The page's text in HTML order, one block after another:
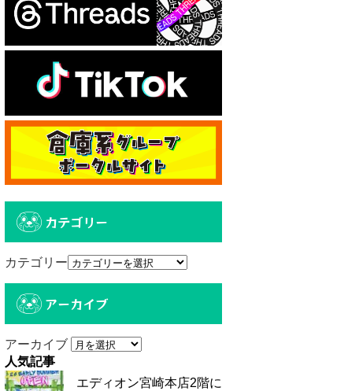
カテゴリー
カテゴリー
アーカイブ
アーカイブ
人気記事
エディオン宮崎本店2階に